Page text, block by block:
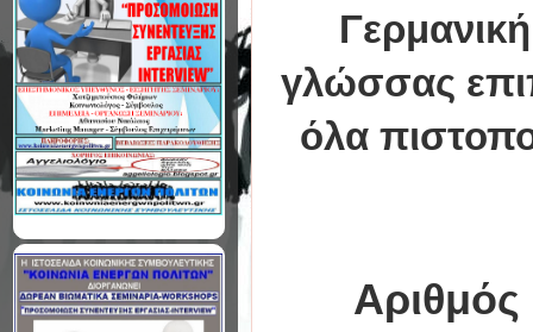
γλώσσας
όλα
Αριθμός